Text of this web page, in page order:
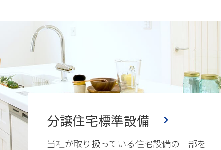
分譲住宅標準設備
当社が取り扱っている住宅設備の一部を